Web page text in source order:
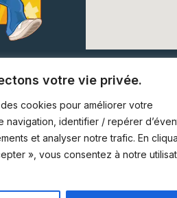
votre vie privée.
cookies pour améliorer votre
navigation, identifier / repérer
et analyser notre trafic. En
», vous consentez à notre
43
Ecole Jeanne d'Arc